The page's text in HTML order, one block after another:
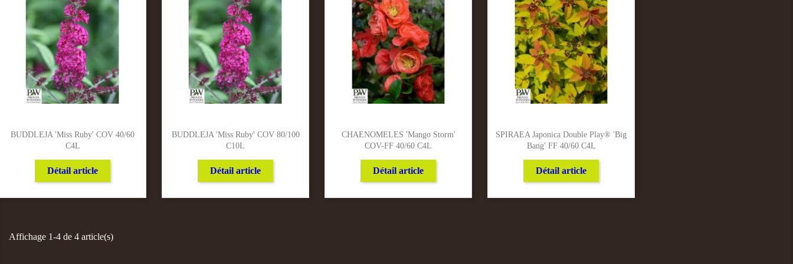
BUDDLEJA 'Miss Ruby' COV 40/60
C4L
Détail article
BUDDLEJA 'Miss Ruby' COV 80/100
C10L
Détail article
CHAENOMELES 'Mango Storm'
COV-FF 40/60 C4L
Détail article
SPIRAEA Japonica Double Play® 'Big
Bang' FF 40/60 C4L
Détail article
Affichage 1-4 de 4 article(s)